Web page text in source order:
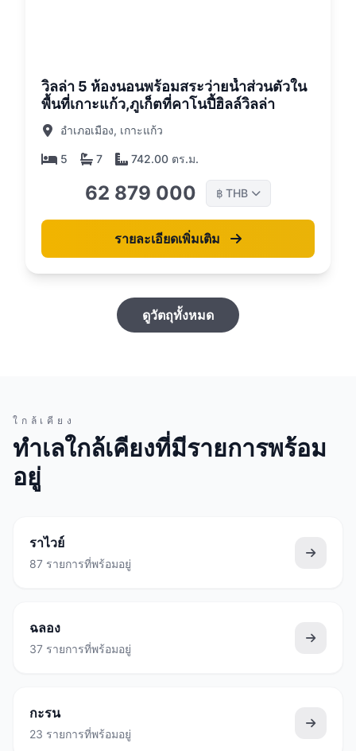
วิลล่า 5 ห้องนอนพร้อมสระว่ายน้ำส่วนตัวใน
พื้นที่เกาะแก้ว,ภูเก็ตที่คาโนปี้ฮิลล์วิลล่า
อำเภอเมือง, เกาะแก้ว
5 7 742.00 ตร.ม.
62 879 000 ฿ THB
รายละเอียดเพิ่มเติม
ดูวัตถุทั้งหมด
ใกล้เคียง
ทำเลใกล้เคียงที่มีรายการพร้อม
อยู่
ราไวย์
87 รายการที่พร้อมอยู่
ฉลอง
37 รายการที่พร้อมอยู่
กะรน
23 รายการที่พร้อมอยู่